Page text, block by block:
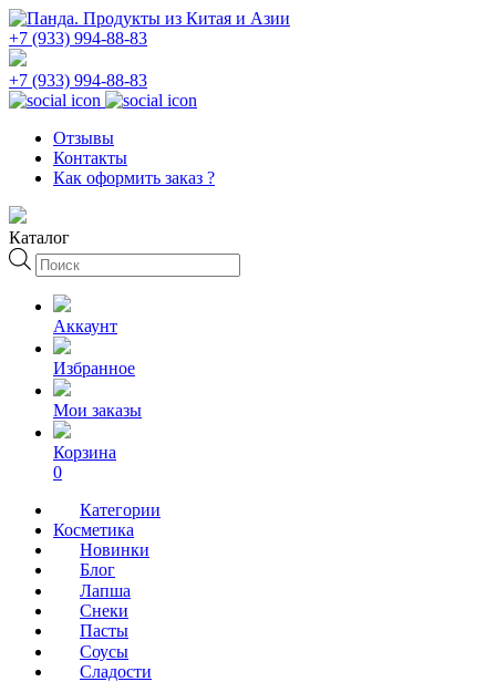
+7 (933) 994-88-83
+7 (933) 994-88-83
Отзывы
Контакты
Как оформить заказ ?
Каталог
Поиск
товаров
Аккаунт
Избранное
Мои заказы
Корзина
0
Категории
Косметика
Новинки
Блог
Лапша
Снеки
Пасты
Соусы
Сладости